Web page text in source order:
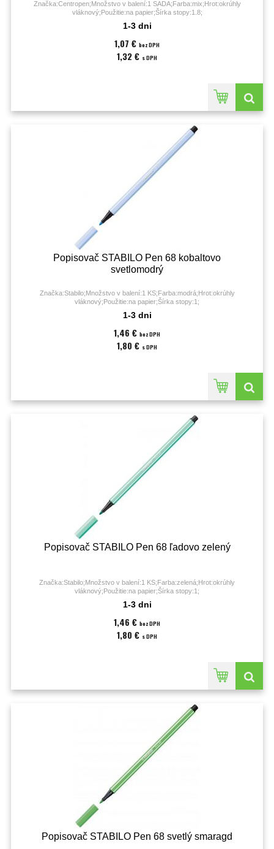
Značka:Centropen;Množstvo v balení:1 SADA;Farba:mix;Hrot:okrúhly
vláknový;Použitie:na papier;Šírka stopy:1.8;
1-3 dni
1,07 € bez DPH
1,32 € s DPH
Popisovač STABILO Pen 68 kobaltovo
svetlomodrý
Značka:Stabilo;Množstvo v balení:1 KS;Farba:modrá;Hrot:okrúhly
vláknový;Použitie:na papier;Šírka stopy:1;
1-3 dni
1,46 € bez DPH
1,80 € s DPH
Popisovač STABILO Pen 68 ľadovo zelený
Značka:Stabilo;Množstvo v balení:1 KS;Farba:zelená;Hrot:okrúhly
vláknový;Použitie:na papier;Šírka stopy:1;
1-3 dni
1,46 € bez DPH
1,80 € s DPH
Popisovač STABILO Pen 68 svetlý smaragd